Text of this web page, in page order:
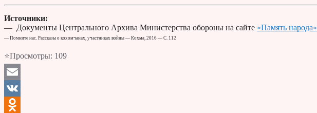
Источники:
— Документы Центрального Архива Министерства обороны на сайте «Память народа»
— Помните нас. Рассказы о кохомчанах, участниках войны — Кохма, 2016 — С. 112
⭐Просмотры: 109
Email
VK